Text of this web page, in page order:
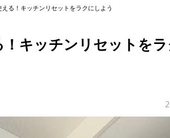
る！キッチンリセットをラクにしよう
キッチンリセットを